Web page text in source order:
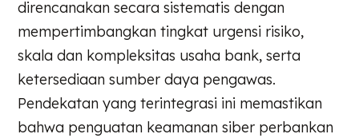
direncanakan secara sistematis dengan
mempertimbangkan tingkat urgensi risiko,
skala dan kompleksitas usaha bank, serta
ketersediaan sumber daya pengawas.
Pendekatan yang terintegrasi ini memastikan
bahwa penguatan keamanan siber perbankan